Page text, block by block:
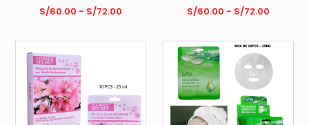
S/60.00 - S/72.00 S/60.00 - S/72.00